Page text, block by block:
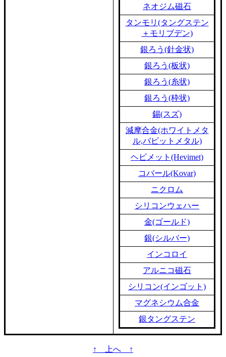
ネオジム磁石
タンモリ(タングステン
＋モリブデン)
銀ろう(針金状)
銀ろう(板状)
銀ろう(糸状)
銀ろう(枠状)
錫(スズ)
減摩合金(ホワイトメタ
ル,バビットメタル)
ヘビメット(Hevimet)
コバール(Kovar)
ニクロム
シリコンウェハー
金(ゴールド)
銀(シルバー)
インコロイ
アルニコ磁石
シリコン(インゴット)
マグネシウム合金
銀タングステン
↑ 上へ ↑